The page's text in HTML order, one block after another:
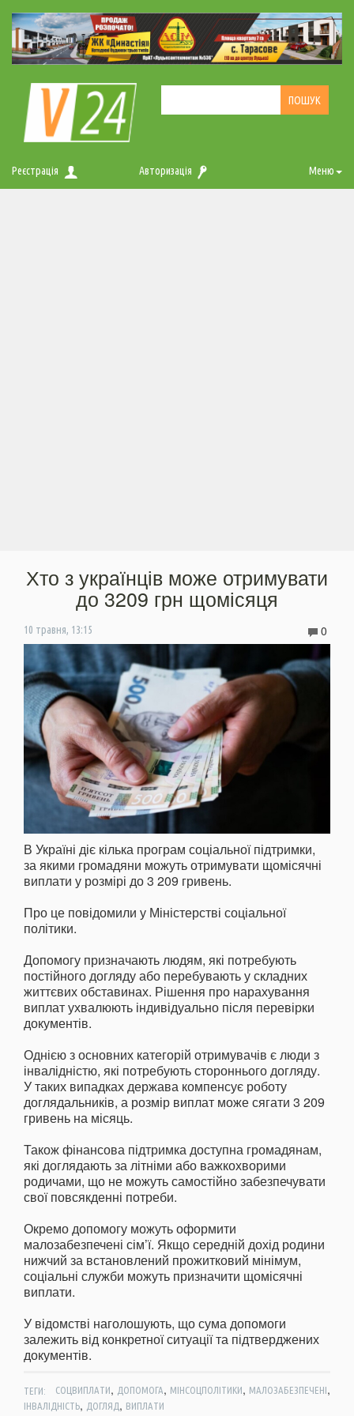
Реєстрація Авторизація Меню
Хто з українців може отримувати
до 3209 грн щомісяця
10 травня, 13:15 0
В Україні діє кілька програм соціальної підтримки,
за якими громадяни можуть отримувати щомісячні
виплати у розмірі до 3 209 гривень.
Про це повідомили у Міністерстві соціальної
політики.
Допомогу призначають людям, які потребують
постійного догляду або перебувають у складних
життєвих обставинах. Рішення про нарахування
виплат ухвалюють індивідуально після перевірки
документів.
Однією з основних категорій отримувачів є люди з
інвалідністю, які потребують стороннього догляду.
У таких випадках держава компенсує роботу
доглядальників, а розмір виплат може сягати 3 209
гривень на місяць.
Також фінансова підтримка доступна громадянам,
які доглядають за літніми або важкохворими
родичами, що не можуть самостійно забезпечувати
свої повсякденні потреби.
Окремо допомогу можуть оформити
малозабезпечені сім’ї. Якщо середній дохід родини
нижчий за встановлений прожитковий мінімум,
соціальні служби можуть призначити щомісячні
виплати.
У відомстві наголошують, що сума допомоги
залежить від конкретної ситуації та підтверджених
документів.
ТЕГИ: СОЦВИПЛАТИ, ДОПОМОГА, МІНСОЦПОЛІТИКИ, МАЛОЗАБЕЗПЕЧЕНІ,
ІНВАЛІДНІСТЬ, ДОГЛЯД, ВИПЛАТИ